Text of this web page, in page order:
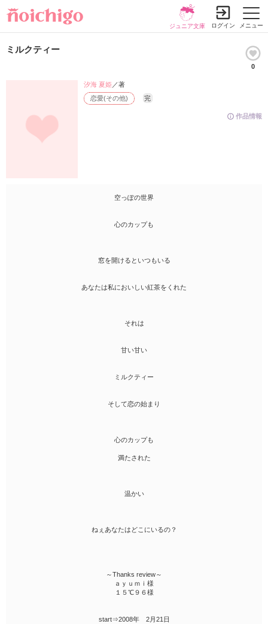
メニュー
ジュニア文庫 ログイン
ミルクティー
0
作品情報
恋愛(その他) 完
汐海 夏姫／著
空っぽの世界
心のカップも
窓を開けるといつもいる
あなたは私においしい紅茶をくれた
それは
甘い甘い
ミルクティー
そして恋の始まり
心のカップも
満たされた
温かい
ねぇあなたはどこにいるの？
～Thanks review～
ａｙｕｍｉ様
１５℃９６様
start⇒2008年 2月21日